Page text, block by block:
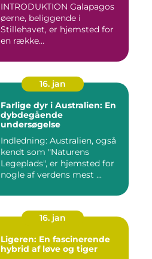
INTRODUKTION Galapagos
øerne, beliggende i
Stillehavet, er hjemsted for
en række
16. jan
Farlige dyr i Australien: En
dybdegående
undersøgelse
Indledning: Australien, også
kendt som "Naturens
Legeplads", er hjemsted for
nogle af verdens mest ...
16. jan
Ligeren: En fascinerende
hybrid af løve og tiger